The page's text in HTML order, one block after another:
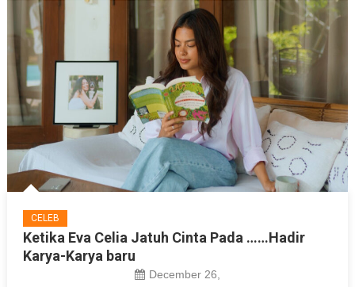
CELEB
Ketika Eva Celia Jatuh Cinta Pada ……Hadir
Karya-Karya baru
December 26,